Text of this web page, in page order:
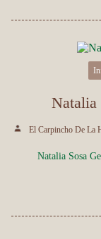
Natalia
El Carpincho De La
Natalia Sosa